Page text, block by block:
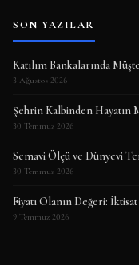
SON YAZILAR
Katılım Bankalarında
3 Ağustos 2026
Şehrin Kalbinden Hayatın
30 Temmuz 2026
Semavi Ölçü ve Dünyevi
30 Temmuz 2026
Fiyatı Olanın Değeri:
9 Temmuz 2026